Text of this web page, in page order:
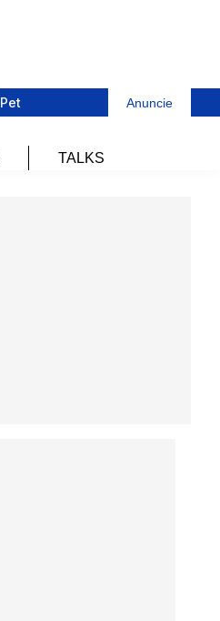
Pet Anuncie
TALKS